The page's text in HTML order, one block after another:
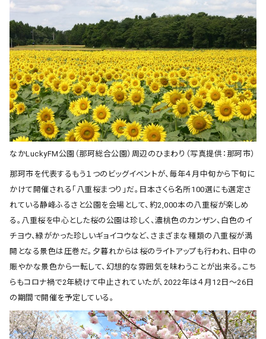
なかLuckyFM公園（那珂総合公園）周辺のひまわり（写真提供：那珂市）
那珂市を代表するもう１つのビッグイベントが、毎年４月中旬から下旬に
かけて開催される「八重桜まつり」だ。日本さくら名所100選にも選定さ
れている静峰ふるさと公園を会場として、約2,000本の八重桜が楽しめ
る。八重桜を中心とした桜の公園は珍しく、濃桃色のカンザン、白色のイ
チヨウ、緑がかった珍しいギョイコウなど、さまざまな種類の八重桜が満
開となる景色は圧巻だ。夕暮れからは桜のライトアップも行われ、日中の
賑やかな景色から一転して、幻想的な雰囲気を味わうことが出来る。こち
らもコロナ禍で2年続けて中止されていたが、2022年は４月12日〜26日
の期間で開催を予定している。